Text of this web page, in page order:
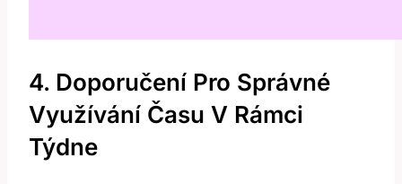
4. Doporučení Pro Správné
Využívání Času V Rámci
Týdne